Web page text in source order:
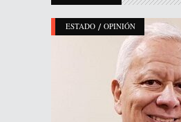
ESTADO / OPINIÓN